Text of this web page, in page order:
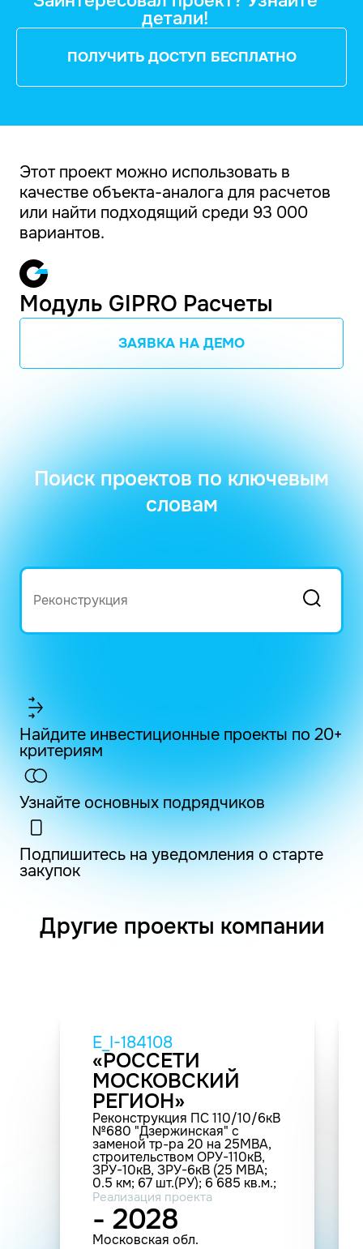
детали!
ПОЛУЧИТЬ ДОСТУП БЕСПЛАТНО
Этот проект можно использовать в
качестве объекта-аналога для расчетов
или найти подходящий среди 93 000
вариантов.
Модуль GIPRO Расчеты
ЗАЯВКА НА ДЕМО
Поиск проектов по ключевым
словам
Найдите инвестиционные проекты по 20+
критериям
Узнайте основных подрядчиков
Подпишитесь на уведомления о старте
закупок
Другие проекты компании
E_I-184108
«РОССЕТИ
МОСКОВСКИЙ
РЕГИОН»
Реконструкция ПС 110/10/6кВ
№680 "Дзержинская" с
заменой тр-ра 20 на 25МВА,
строительством ОРУ-110кВ,
ЗРУ-10кВ, ЗРУ-6кВ (25 МВА;
0.5 км; 67 шт.(РУ); 6 685 кв.м.;
14 000 п.м.; 10 т.у.; 120 шт.
(прочие))
Реализация проекта
- 2028
Московская обл.